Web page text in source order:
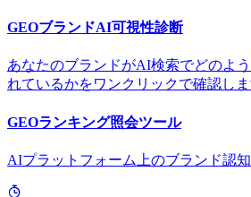
GEOブランドAI可視性診断
あなたのブランドがAI検索でどのよ
れているかをワンクリックで確認し
GEOランキング照会ツール
AIプラットフォーム上のブランド認